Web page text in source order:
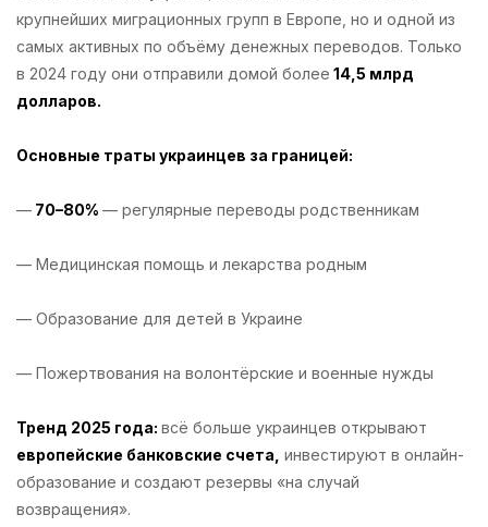
крупнейших миграционных групп в Европе, но и одной из
самых активных по объёму денежных переводов. Только
в 2024 году они отправили домой более 14,5 млрд
долларов.
Основные траты украинцев за границей:
— 70–80% — регулярные переводы родственникам
— Медицинская помощь и лекарства родным
— Образование для детей в Украине
— Пожертвования на волонтёрские и военные нужды
Тренд 2025 года: всё больше украинцев открывают
европейские банковские счета, инвестируют в онлайн-
образование и создают резервы «на случай
возвращения».